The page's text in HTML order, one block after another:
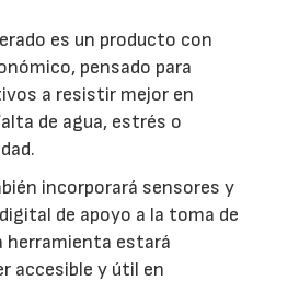
es un producto con
pensado para
a resistir mejor en
de agua, estrés o
incorporará sensores y
de apoyo a la toma de
herramienta estará
accesible y útil en